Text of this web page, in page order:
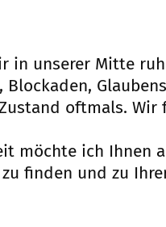
in unserer Mitte
Blockaden,
oftmals.
möchte ich Ihnen
finden und zu